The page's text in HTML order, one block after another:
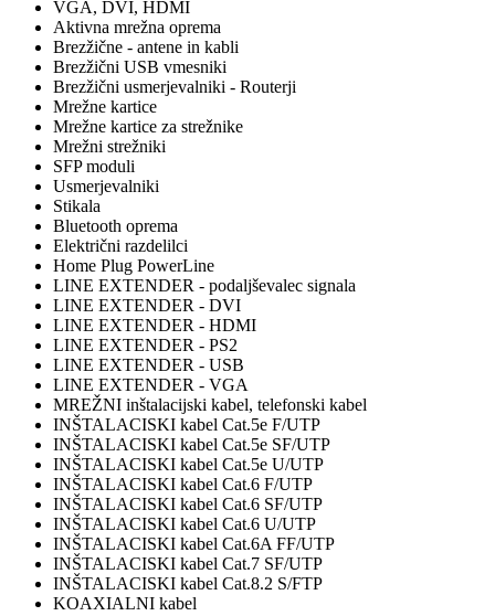
VGA, DVI, HDMI
Aktivna mrežna oprema
Brezžične - antene in kabli
Brezžični USB vmesniki
Brezžični usmerjevalniki - Routerji
Mrežne kartice
Mrežne kartice za strežnike
Mrežni strežniki
SFP moduli
Usmerjevalniki
Stikala
Bluetooth oprema
Električni razdelilci
Home Plug PowerLine
LINE EXTENDER - podaljševalec signala
LINE EXTENDER - DVI
LINE EXTENDER - HDMI
LINE EXTENDER - PS2
LINE EXTENDER - USB
LINE EXTENDER - VGA
MREŽNI inštalacijski kabel, telefonski kabel
INŠTALACISKI kabel Cat.5e F/UTP
INŠTALACISKI kabel Cat.5e SF/UTP
INŠTALACISKI kabel Cat.5e U/UTP
INŠTALACISKI kabel Cat.6 F/UTP
INŠTALACISKI kabel Cat.6 SF/UTP
INŠTALACISKI kabel Cat.6 U/UTP
INŠTALACISKI kabel Cat.6A FF/UTP
INŠTALACISKI kabel Cat.7 SF/UTP
INŠTALACISKI kabel Cat.8.2 S/FTP
KOAXIALNI kabel